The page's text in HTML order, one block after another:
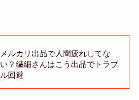
メルカリ出品で人間疲れしてな
い？繊細さんはこう出品でトラブ
ル回避